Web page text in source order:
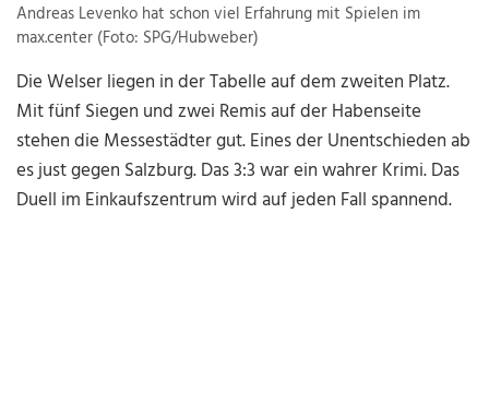
Andreas Levenko hat schon viel Erfahrung mit Spielen im
max.center (Foto: SPG/Hubweber)
Die Welser liegen in der Tabelle auf dem zweiten Platz.
Mit fünf Siegen und zwei Remis auf der Habenseite
stehen die Messestädter gut. Eines der Unentschieden ab
es just gegen Salzburg. Das 3:3 war ein wahrer Krimi. Das
Duell im Einkaufszentrum wird auf jeden Fall spannend.